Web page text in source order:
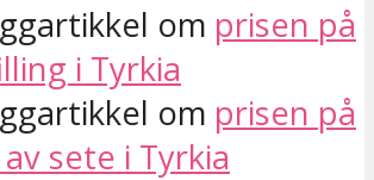
om prisen på
i Tyrkia
om prisen på
sete i Tyrkia